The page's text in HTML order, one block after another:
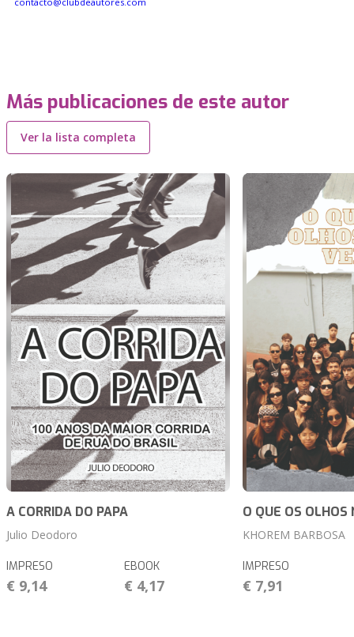
Más publicaciones de este autor
Ver la lista completa
A CORRIDA DO PAPA
Julio Deodoro
IMPRESO
€ 9,14
EBOOK
€ 4,17
O QUE OS OLHOS
KHOREM BARBOSA
IMPRESO
€ 7,91